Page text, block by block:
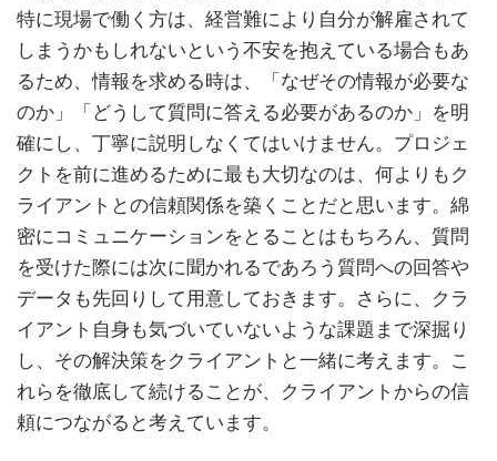
特に現場で働く方は、経営難により自分が解雇されて
しまうかもしれないという不安を抱えている場合もあ
るため、情報を求める時は、「なぜその情報が必要な
のか」「どうして質問に答える必要があるのか」を明
確にし、丁寧に説明しなくてはいけません。プロジェ
クトを前に進めるために最も大切なのは、何よりもク
ライアントとの信頼関係を築くことだと思います。綿
密にコミュニケーションをとることはもちろん、質問
を受けた際には次に聞かれるであろう質問への回答や
データも先回りして用意しておきます。さらに、クラ
イアント自身も気づいていないような課題まで深掘り
し、その解決策をクライアントと一緒に考えます。こ
れらを徹底して続けることが、クライアントからの信
頼につながると考えています。